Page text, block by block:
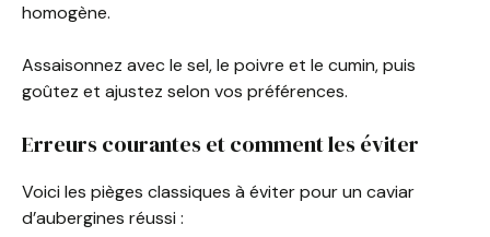
homogène.
Assaisonnez avec le sel, le poivre et le cumin, puis
goûtez et ajustez selon vos préférences.
Erreurs courantes et comment les éviter
Voici les pièges classiques à éviter pour un caviar
d’aubergines réussi :